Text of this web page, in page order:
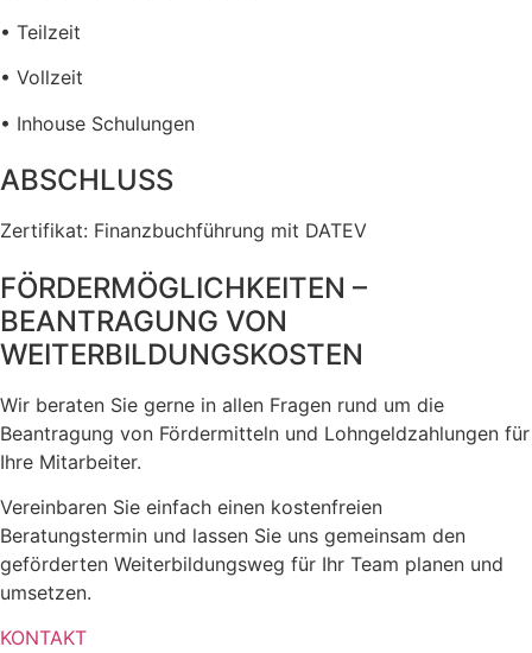
• Teilzeit
• Vollzeit
• Inhouse Schulungen
ABSCHLUSS
Zertifikat: Finanzbuchführung mit DATEV
FÖRDERMÖGLICHKEITEN –
BEANTRAGUNG VON
WEITERBILDUNGSKOSTEN
Wir beraten Sie gerne in allen Fragen rund um die
Beantragung von Fördermitteln und Lohngeldzahlungen für
Ihre Mitarbeiter.
Vereinbaren Sie einfach einen kostenfreien
Beratungstermin und lassen Sie uns gemeinsam den
geförderten Weiterbildungsweg für Ihr Team planen und
umsetzen.
KONTAKT